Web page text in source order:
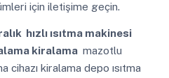
için iletişime geçin.
hızlı ısıtma makinesi
kiralama mazotlu
cihazı kiralama depo ısıtma